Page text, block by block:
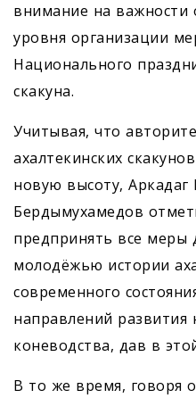
внимание на важности
уровня организации
Национального
скакуна.
Учитывая, что
ахалтекинских
новую высоту, Аркадаг
Бердымухамедов
предпринять все меры
молодёжью истории
современного
направлений развития
коневодства, дав в
В то же время, говоря